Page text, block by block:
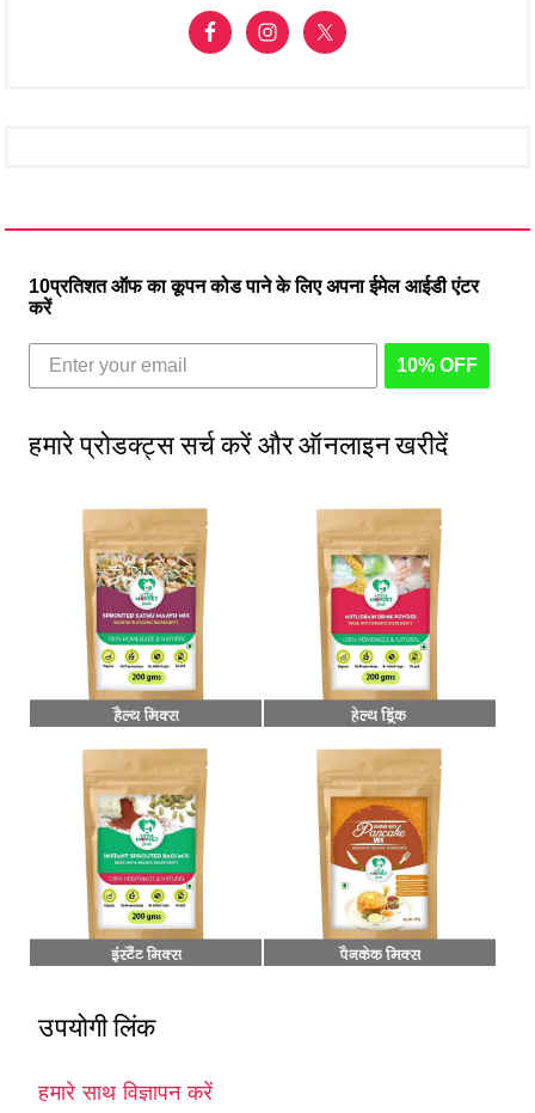
10प्रतिशत ऑफ का कूपन कोड पाने के लिए अपना ईमेल आईडी एंटर
करें
10% OFF
हमारे प्रोडक्ट्स सर्च करें और ऑनलाइन खरीदें
उपयोगी लिंक
हमारे साथ विज्ञापन करें